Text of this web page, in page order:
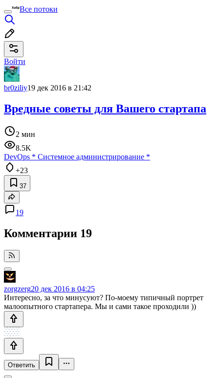
Все потоки
Войти
br0ziliy19 дек 2016 в 21:42
Вредные советы для Вашего стартапа
2 мин
8.5K
DevOps * Системное администрирование *
+23
37
19
Комментарии 19
zorgzerg20 дек 2016 в 04:25
Интересно, за что минусуют? По-моему типичный портрет
малоопытного стартапера. Мы и сами такое проходили ))
Ответить